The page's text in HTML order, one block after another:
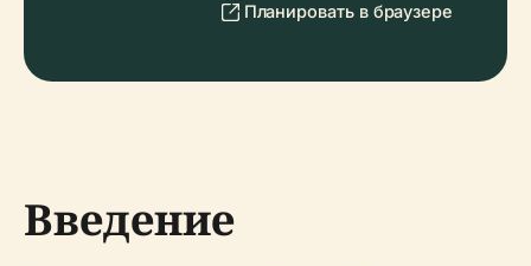
Планировать в браузере
Введение